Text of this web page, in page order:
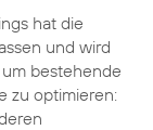
hat die
und wird
bestehende
zu optimieren: